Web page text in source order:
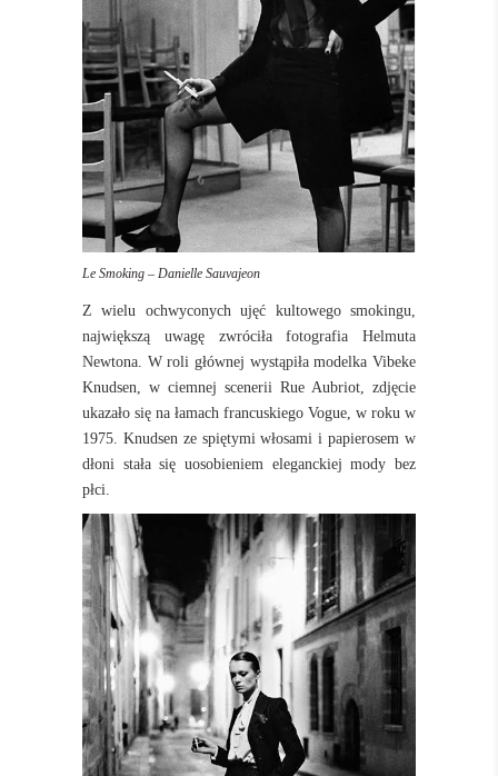
Le Smoking – Danielle Sauvajeon
Z wielu ochwyconych ujęć kultowego smokingu,
największą uwagę zwróciła fotografia Helmuta
Newtona. W roli głównej wystąpiła modelka Vibeke
Knudsen, w ciemnej scenerii Rue Aubriot, zdjęcie
ukazało się na łamach francuskiego Vogue, w roku w
1975. Knudsen ze spiętymi włosami i papierosem w
dłoni stała się uosobieniem eleganckiej mody bez
płci.